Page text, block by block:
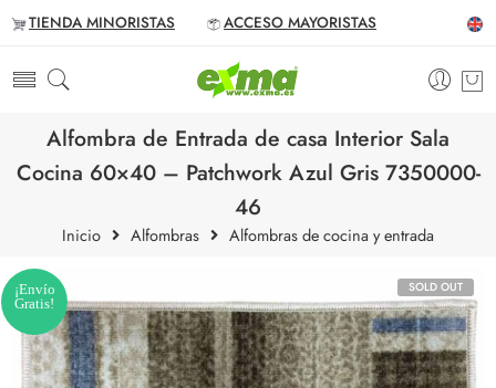
TIENDA MINORISTAS ACCESO MAYORISTAS
Alfombra de Entrada de casa Interior Sala
Cocina 60×40 – Patchwork Azul Gris 7350000-
46
Inicio Alfombras Alfombras de cocina y entrada
SOLD OUT
¡Envío
Gratis!